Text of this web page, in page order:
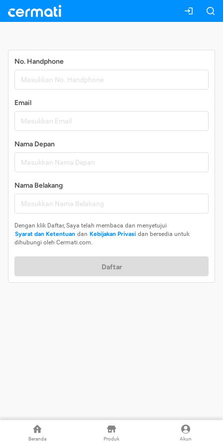
Beranda Produk Akun
No. Handphone
Email
Nama Depan
Nama Belakang
Dengan klik Daftar, Saya telah membaca dan menyetujui
Syarat dan Ketentuan dan Kebijakan Privasi dan bersedia untuk
dihubungi oleh Cermati.com.
Daftar